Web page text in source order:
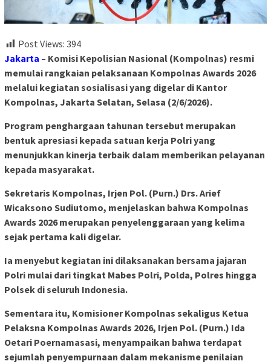
Post Views: 394
Jakarta – Komisi Kepolisian Nasional (Kompolnas) resmi
memulai rangkaian pelaksanaan Kompolnas Awards 2026
melalui kegiatan sosialisasi yang digelar di Kantor
Kompolnas, Jakarta Selatan, Selasa (2/6/2026).
Program penghargaan tahunan tersebut merupakan
bentuk apresiasi kepada satuan kerja Polri yang
menunjukkan kinerja terbaik dalam memberikan pelayanan
kepada masyarakat.
Sekretaris Kompolnas, Irjen Pol. (Purn.) Drs. Arief
Wicaksono Sudiutomo, menjelaskan bahwa Kompolnas
Awards 2026 merupakan penyelenggaraan yang kelima
sejak pertama kali digelar.
Ia menyebut kegiatan ini dilaksanakan bersama jajaran
Polri mulai dari tingkat Mabes Polri, Polda, Polres hingga
Polsek di seluruh Indonesia.
Sementara itu, Komisioner Kompolnas sekaligus Ketua
Pelaksna Kompolnas Awards 2026, Irjen Pol. (Purn.) Ida
Oetari Poernamasasi, menyampaikan bahwa terdapat
sejumlah penyempurnaan dalam mekanisme penilaian